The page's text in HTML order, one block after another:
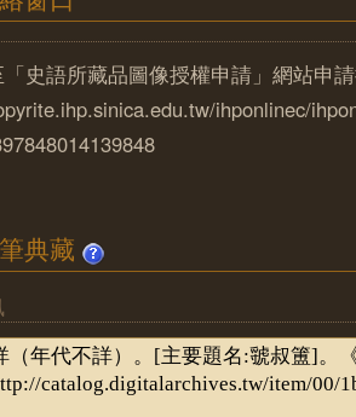
史語所藏品圖像授權申請」網站申
ihponlinec/
典藏